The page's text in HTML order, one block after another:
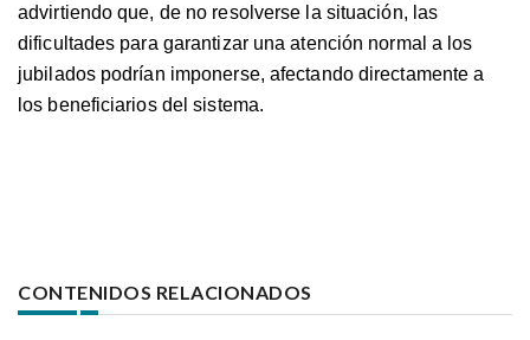
advirtiendo que, de no resolverse la situación, las
dificultades para garantizar una atención normal a los
jubilados podrían imponerse, afectando directamente a
los beneficiarios del sistema.
CONTENIDOS RELACIONADOS